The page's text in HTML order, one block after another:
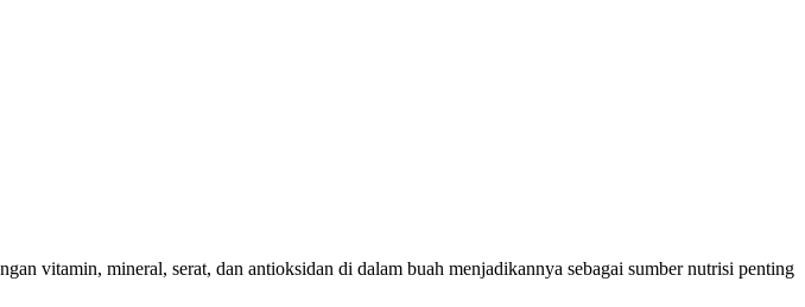
vitamin, mineral, serat, dan antioksidan di dalam buah menjadikannya sebagai sumber nutrisi penting